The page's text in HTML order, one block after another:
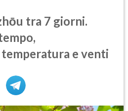
tra 7 giorni.
e venti